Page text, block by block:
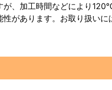
が、加工時間などにより
性があります。お取り扱いに